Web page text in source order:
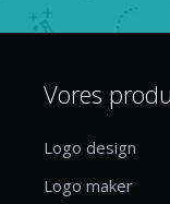
Vores
Logo design
Logo maker